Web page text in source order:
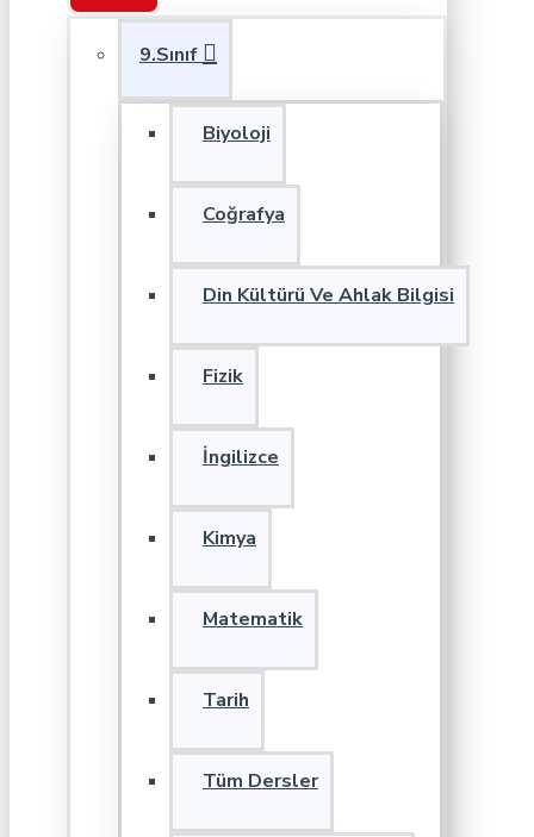
9.Sınıf
Biyoloji
Coğrafya
Din Kültürü Ve Ahlak Bilgisi
Fizik
İngilizce
Kimya
Matematik
Tarih
Tüm Dersler